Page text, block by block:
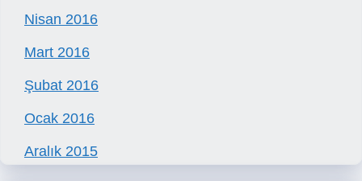
Nisan 2016
Mart 2016
Şubat 2016
Ocak 2016
Aralık 2015